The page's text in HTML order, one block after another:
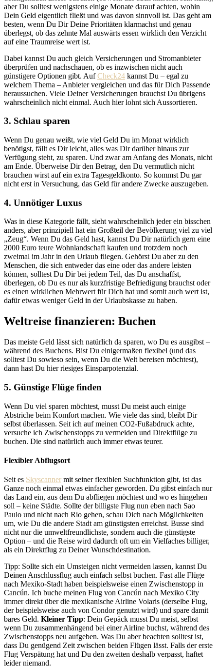
aber Du solltest wenigstens einige Monate darauf achten, wohin
Dein Geld eigentlich fließt und was davon sinnvoll ist. Das geht am
besten, wenn Du Dir Deine Prioritäten klarmachst und genau
überlegst, ob das zehnte Mal auswärts essen wirklich den Verzicht
auf eine Traumreise wert ist.
Dabei kannst Du auch gleich Versicherungen und Stromanbieter
überprüfen und nachschauen, ob es inzwischen nicht auch
günstigere Optionen gibt. AufCheck24 kannst Du – egal zu
welchem Thema – Anbieter vergleichen und das für Dich Passende
heraussuchen. Viele Deiner Versicherungen brauchst Du übrigens
wahrscheinlich nicht einmal. Auch hier lohnt sich Aussortieren.
3. Schlau sparen
Wenn Du genau weißt, wie viel Geld Du im Monat wirklich
benötigst, fällt es Dir leicht, alles was Dir darüber hinaus zur
Verfügung steht, zu sparen. Und zwar am Anfang des Monats, nicht
am Ende. Überweise Dir den Betrag, den Du vermutlich nicht
brauchen wirst auf ein extra Tagesgeldkonto. So kommst Du gar
nicht erst in Versuchung, das Geld für andere Zwecke auszugeben.
4. Unnötiger Luxus
Was in diese Kategorie fällt, sieht wahrscheinlich jeder ein bisschen
anders, aber prinzipiell hat ein Großteil der Bevölkerung viel zu viel
„Zeug“. Wenn Du das Geld hast, kannst Du Dir natürlich gern eine
2000 Euro teure Wohnlandschaft kaufen und trotzdem noch
zweimal im Jahr in den Urlaub fliegen. Gehörst Du aber zu den
Menschen, die sich entweder das eine oder das andere leisten
können, solltest Du Dir bei jedem Teil, das Du anschaffst,
überlegen, ob Du es nur als kurzfristige Befriedigung brauchst oder
es einen wirklichen Mehrwert für Dich hat und somit auch wert ist,
dafür etwas weniger Geld in der Urlaubskasse zu haben.
Weltreise finanzieren: Buchen
Das meiste Geld lässt sich natürlich da sparen, wo Du es ausgibst –
während des Buchens. Bist Du einigermaßen flexibel (und das
solltest Du sowieso sein, wenn Du die Welt bereisen möchtest),
dann hast Du hier riesiges Einsparpotenzial.
5. Günstige Flüge finden
Wenn Du viel sparen möchtest, musst Du meist auch einige
Abstriche beim Komfort machen. Wie viele das sind, bleibt Dir
selbst überlassen. Seit ich auf meinen CO2-Fußabdruck achte,
versuche ich Zwischenstopps zu vermeiden und Direktflüge zu
buchen. Die sind natürlich auch immer etwas teurer.
Flexibler Abflugsort
Seit es Skyscanner mit seiner flexiblen Suchfunktion gibt, ist das
Ganze noch einmal etwas einfacher geworden. Du gibst einfach nur
das Land ein, aus dem Du abfliegen möchtest und wo es hingehen
soll – keine Städte. Sollte der billigste Flug nun eben nach Sao
Paulo und nicht nach Rio gehen, schau Dich nach Möglichkeiten
um, wie Du die andere Stadt am günstigsten erreichst. Busse sind
nicht nur die umweltfreundlichste, sondern auch die günstigste
Option – und die Reise wird dadurch oft um ein Vielfaches billiger,
als ein Direktflug zu Deiner Wunschdestination.
Tipp: Sollte sich ein Umsteigen nicht vermeiden lassen, kannst Du
Deinen Anschlussflug auch einfach selbst buchen. Fast alle Flüge
nach Mexiko-Stadt haben beispielsweise einen Zwischenstopp in
Cancún. Ich buche meinen Flug von Cancún nach Mexiko City
immer direkt über die mexikanische Airline Volaris (derselbe Flug,
der beispielsweise auch von Condor genutzt wird) und spare damit
bares Geld. Kleiner Tipp: Dein Gepäck musst Du meist, selbst
wenn Du zusammenhängend bei einer Airline buchst, während des
Zwischenstopps neu aufgeben. Was Du aber beachten solltest ist,
dass Du genügend Zeit zwischen beiden Flügen lässt. Falls der erste
Flug Verspätung hat und Du den zweiten deshalb verpasst, haftet
leider niemand.